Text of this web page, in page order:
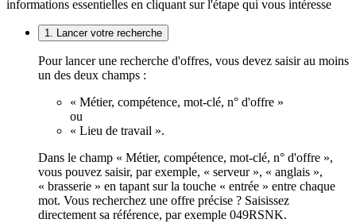
informations essentielles en cliquant sur l'étape qui vous intéresse
1. Lancer votre recherche
Pour lancer une recherche d'offres, vous devez saisir au moins
un des deux champs :
« Métier, compétence, mot-clé, n° d'offre »
ou
« Lieu de travail ».
Dans le champ « Métier, compétence, mot-clé, n° d'offre »,
vous pouvez saisir, par exemple, « serveur », « anglais »,
« brasserie » en tapant sur la touche « entrée » entre chaque
mot. Vous recherchez une offre précise ? Saisissez
directement sa référence, par exemple 049RSNK.